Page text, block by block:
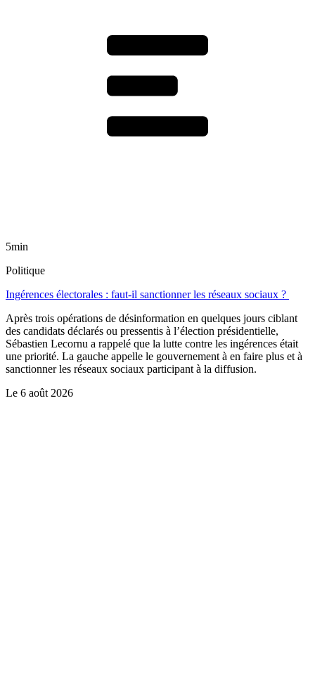
5min
Politique
Ingérences électorales : faut-il sanctionner les réseaux sociaux ?
Après trois opérations de désinformation en quelques jours ciblant
des candidats déclarés ou pressentis à l’élection présidentielle,
Sébastien Lecornu a rappelé que la lutte contre les ingérences était
une priorité. La gauche appelle le gouvernement à en faire plus et à
sanctionner les réseaux sociaux participant à la diffusion.
Le 6 août 2026